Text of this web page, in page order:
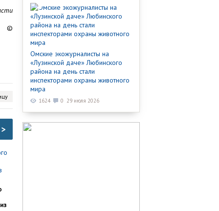
©
>
Омские экожурналисты на
«Лузинской даче» Любинского
района на день стали
инспекторами охраны животного
мира
1624 0 29 июля 2026